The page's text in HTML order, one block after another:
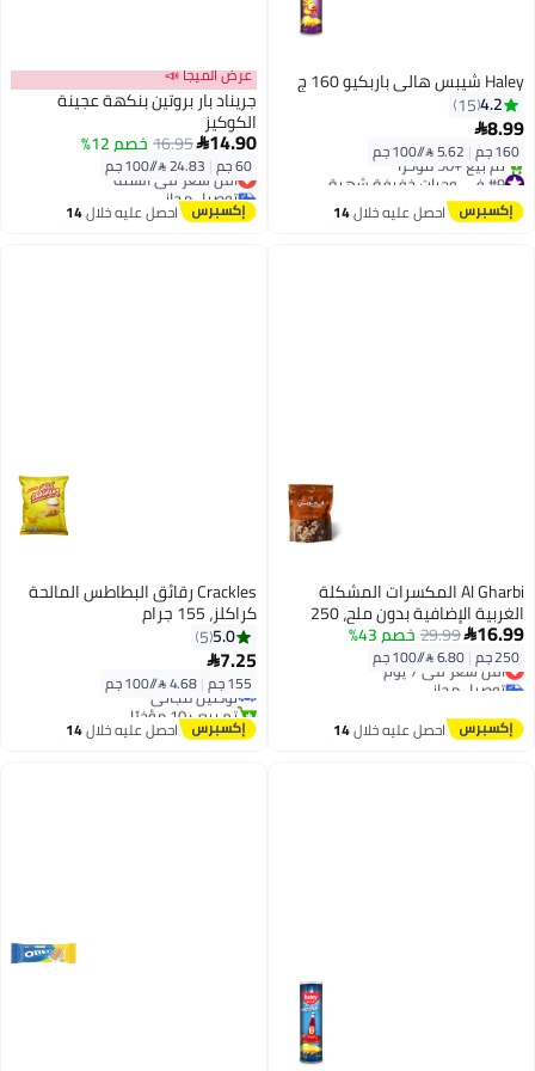
Haley شيبس هالي باربكيو 160 ج
4.2
15
8.99
160 جم |
#9 في وجبات خفيفة شهية
توصيل مجاني
تم بيع +50 مؤخرًا احصل عليه خلال14
عرض الميجا 📣
جريناد بار بروتين بنكهة عجينة
الكوكيز
14.90
16.95خصم 12%
60 جم |
أقل سعر في السنة
توصيل مجاني
أقل سعر في السنة
احصل عليه خلال14
Al Gharbi المكسرات المشكلة
الغربية الإضافية بدون ملح، 250
جرام 16.99
29.99خصم 43%
250 جم |
أقل سعر في 7 يوم
توصيل مجاني
أقل سعر في 7 يوم
احصل عليه خلال14
Crackles رقائق البطاطس المالحة
كراكلز، 155 جرام
5.0
5
7.25
155 جم |
توصيل مجاني
تم بيع +10 مؤخرًا
توصيل مجانياحصل عليه خلال14